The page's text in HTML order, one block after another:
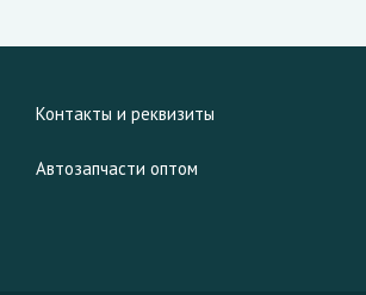
Контакты и реквизиты
Автозапчасти оптом